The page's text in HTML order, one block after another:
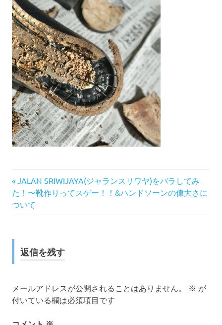
投
稿
ビ
ゲ
ー
シ
前
の
記
事:
JALAN SRIWIJAYA(ジャランスリワヤ)をバラしてみ
た！〜靴作りってスゲー！！&ハンドソーンの偉大さに
ついて
返信を残す
メールアドレスが公開されることはありません。 ※ が
付いている欄は必須項目です